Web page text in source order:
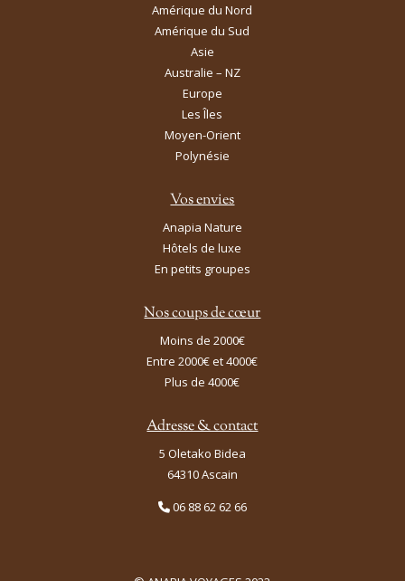
Amérique du Nord
Amérique du Sud
Asie
Australie – NZ
Europe
Les Îles
Moyen-Orient
Polynésie
Vos envies
Anapia Nature
Hôtels de luxe
En petits groupes
Nos coups de cœur
Moins de 2000€
Entre 2000€ et 4000€
Plus de 4000€
Adresse & contact
5 Oletako Bidea
64310 Ascain
06 88 62 62 66